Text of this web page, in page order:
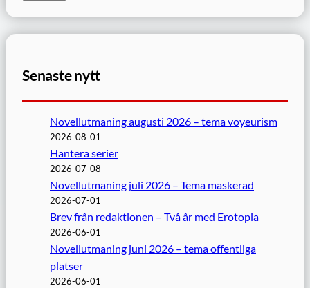
Senaste nytt
Novellutmaning augusti 2026 – tema voyeurism
2026-08-01
Hantera serier
2026-07-08
Novellutmaning juli 2026 – Tema maskerad
2026-07-01
Brev från redaktionen – Två år med Erotopia
2026-06-01
Novellutmaning juni 2026 – tema offentliga
platser
2026-06-01